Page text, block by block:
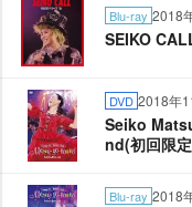
Blu-ray 2018
SEIKO
DVD 2018年
Seiko
nd(初回限
Blu-ray 2018